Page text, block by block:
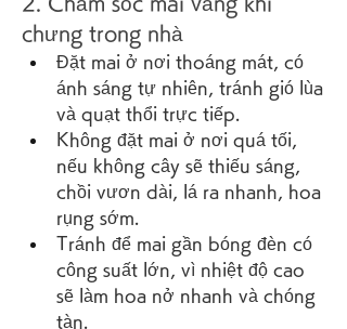
chưng trong nhà
Đặt mai ở nơi thoáng mát, có
ánh sáng tự nhiên, tránh gió lùa
và quạt thổi trực tiếp.
Không đặt mai ở nơi quá tối,
nếu không cây sẽ thiếu sáng,
chồi vươn dài, lá ra nhanh, hoa
rụng sớm.
Tránh để mai gần bóng đèn có
công suất lớn, vì nhiệt độ cao
sẽ làm hoa nở nhanh và chóng
tàn.